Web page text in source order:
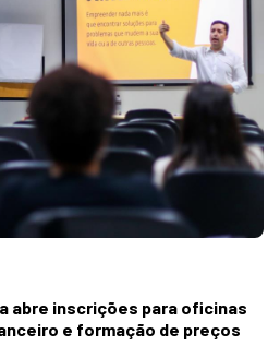
abre inscrições para oficinas
e formação de preços